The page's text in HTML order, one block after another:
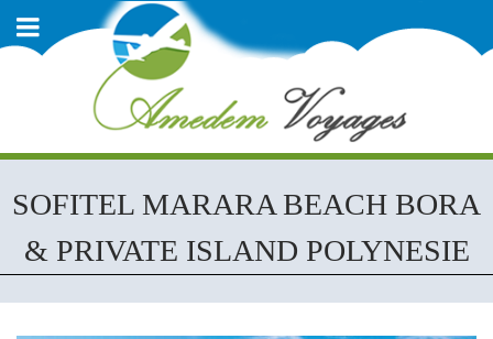
SOFITEL MARARA BEACH BORA
& PRIVATE ISLAND POLYNESIE